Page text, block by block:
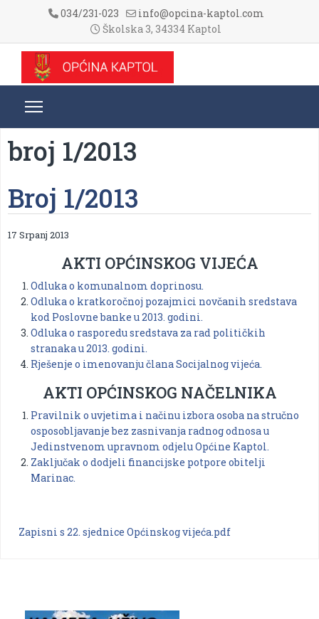
034/231-023
info@opcina-kaptol.com
Školska 3, 34334 Kaptol
broj 1/2013
Broj 1/2013
17 Srpanj 2013
AKTI OPĆINSKOG VIJEĆA
Odluka o komunalnom doprinosu.
Odluka o kratkoročnoj pozajmici novčanih sredstava
kod Poslovne banke u 2013. godini.
Odluka o rasporedu sredstava za rad političkih
stranaka u 2013. godini.
Rješenje o imenovanju člana Socijalnog vijeća.
AKTI OPĆINSKOG NAČELNIKA
Pravilnik o uvjetima i načinu izbora osoba na stručno
osposobljavanje bez zasnivanja radnog odnosa u
Jedinstvenom upravnom odjelu Općine Kaptol.
Zaključak o dodjeli financijske potpore obitelji
Marinac.
Zapisni s 22. sjednice Općinskog vijeća.pdf